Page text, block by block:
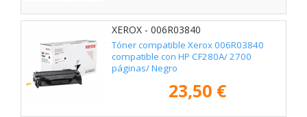
XEROX - 006R03840
Tóner compatible Xerox 006R03840
compatible con HP CF280A/ 2700
páginas/ Negro
23,50 €